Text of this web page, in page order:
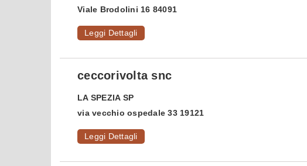
Viale Brodolini 16 84091
Leggi Dettagli
ceccorivolta snc
LA SPEZIA SP
via vecchio ospedale 33 19121
Leggi Dettagli